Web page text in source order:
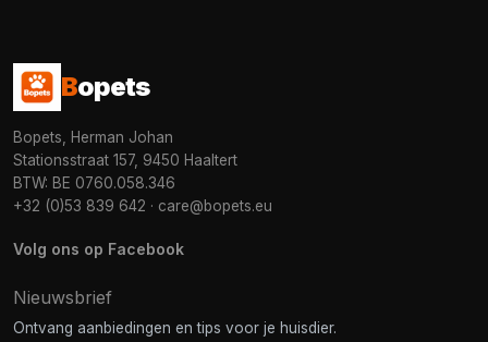
Bopets
Bopets, Herman Johan
Stationsstraat 157, 9450 Haaltert
BTW: BE 0760.058.346
+32 (0)53 839 642 · care@bopets.eu
Volg ons op Facebook
Nieuwsbrief
Ontvang aanbiedingen en tips voor je huisdier.